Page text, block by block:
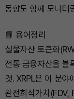
동향도 함께 모니터
📘 용어정리
실물자산 토큰화
전통 금융자산을 블
것. XRPL은 이 분야
완전희석가치